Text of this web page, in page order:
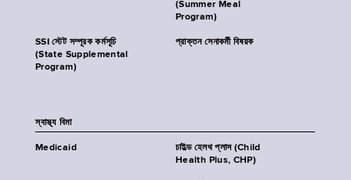
(Summer Meal
Program)
SSI স্টেট সম্পূরক কর্মসূচি
(State Supplemental
Program)
প্রাক্তন সেনাকর্মী বিষয়ক
স্বাস্থ্য বিমা
Medicaid
চাইল্ড হেলথ প্লাস (Child
Health Plus, CHP)